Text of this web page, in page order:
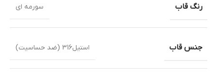
رنگ قاب سورمه ای
جنس قاب استیل316 (ضد حساسیت)